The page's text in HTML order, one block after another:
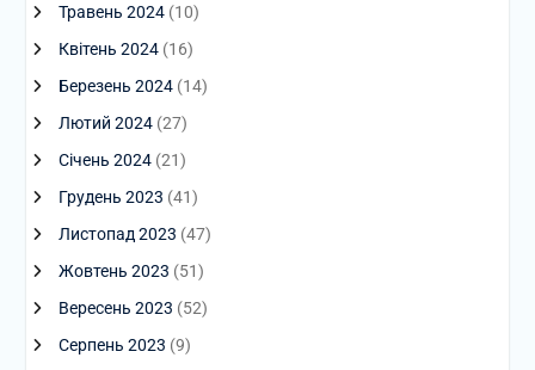
Травень 2024(10)
Квітень 2024(16)
Березень 2024(14)
Лютий 2024(27)
Січень 2024(21)
Грудень 2023 (41)
Листопад 2023 (47)
Жовтень 2023 (51)
Вересень 2023 (52)
Серпень 2023 (9)